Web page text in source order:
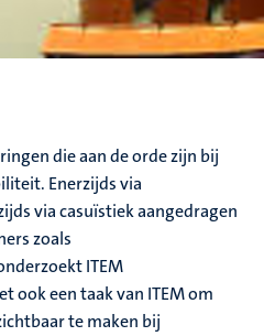
die aan de orde zijn bij
Enerzijds via
via casuïstiek aangedragen
zoals
ITEM
ook een taak van ITEM om
te maken bij